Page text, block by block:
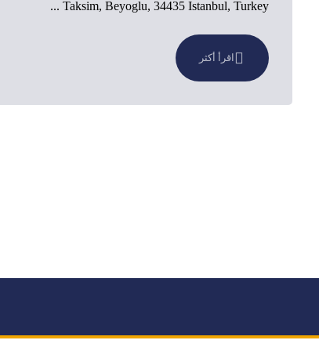
Taksim, Beyoglu, 34435 Istanbul, Turkey ...
اقرأ أكثر